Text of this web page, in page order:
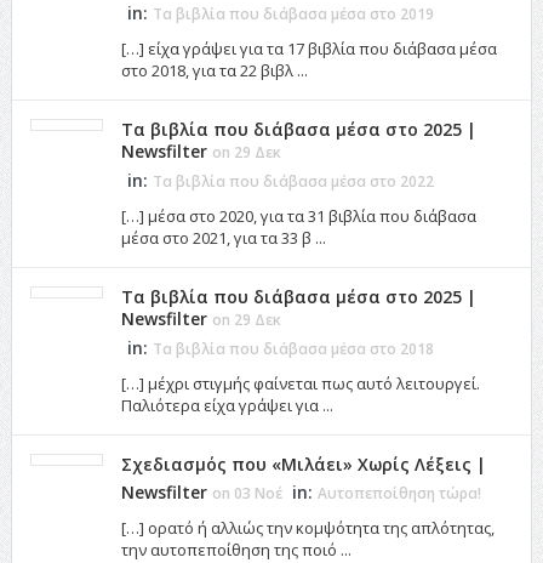
in: Τα βιβλία που διάβασα μέσα στο 2019
[…] είχα γράψει για τα 17 βιβλία που διάβασα μέσα
στο 2018, για τα 22 βιβλ ...
Τα βιβλία που διάβασα μέσα στο 2025 |
Newsfilter on 29 Δεκ
in: Τα βιβλία που διάβασα μέσα στο 2022
[…] μέσα στο 2020, για τα 31 βιβλία που διάβασα
μέσα στο 2021, για τα 33 β ...
Τα βιβλία που διάβασα μέσα στο 2025 |
Newsfilter on 29 Δεκ
in: Τα βιβλία που διάβασα μέσα στο 2018
[…] μέχρι στιγμής φαίνεται πως αυτό λειτουργεί.
Παλιότερα είχα γράψει για ...
Σχεδιασμός που «Μιλάει» Χωρίς Λέξεις |
Newsfilter on 03 Νοέ in: Αυτοπεποίθηση τώρα!
[…] ορατό ή αλλιώς την κομψότητα της απλότητας,
την αυτοπεποίθηση της ποιό ...